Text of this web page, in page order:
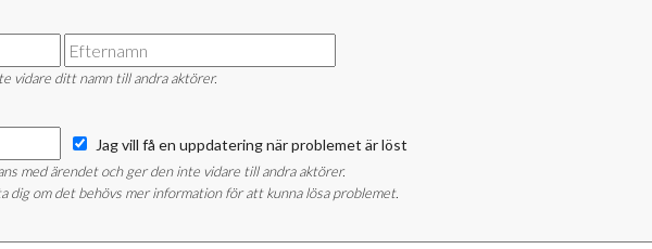
vidare ditt namn till andra aktörer.
Jag vill få en uppdatering när problemet är löst
med ärendet och ger den inte vidare till andra aktörer.
dig om det behövs mer information för att kunna lösa problemet.